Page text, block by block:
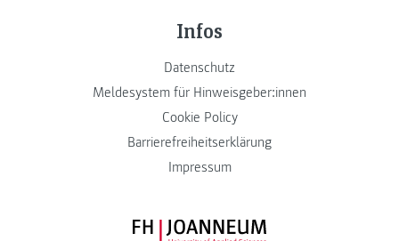
Infos
Datenschutz
Meldesystem für Hinweisgeber:innen
Cookie Policy
Barrierefreiheitserklärung
Impressum
FH JOANNEUM Logo